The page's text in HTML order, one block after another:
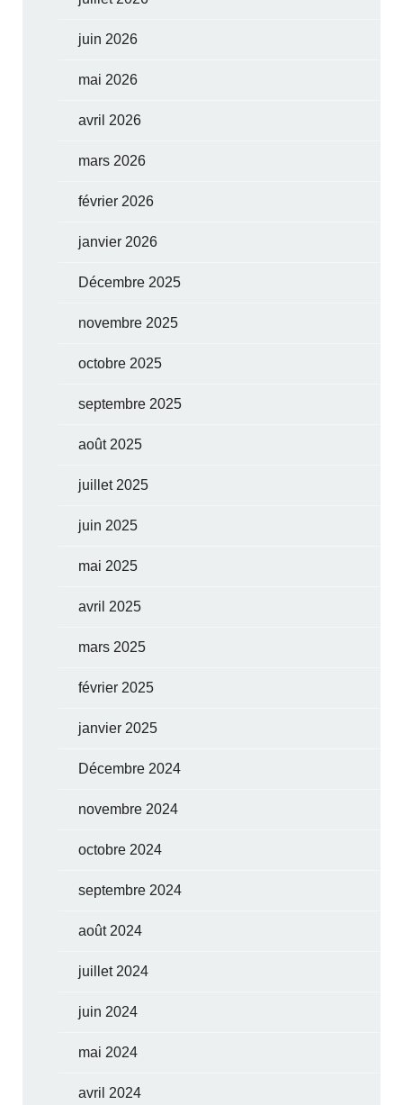
juin 2026
mai 2026
avril 2026
mars 2026
février 2026
janvier 2026
Décembre 2025
novembre 2025
octobre 2025
septembre 2025
août 2025
juillet 2025
juin 2025
mai 2025
avril 2025
mars 2025
février 2025
janvier 2025
Décembre 2024
novembre 2024
octobre 2024
septembre 2024
août 2024
juillet 2024
juin 2024
mai 2024
avril 2024